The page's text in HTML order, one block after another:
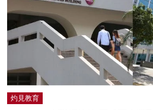
灼見教育